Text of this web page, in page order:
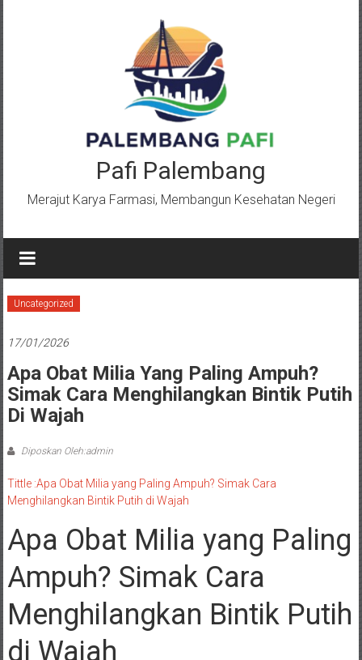
Pafi Palembang
Merajut Karya Farmasi, Membangun Kesehatan Negeri
Uncategorized
17/01/2026
Apa Obat Milia Yang Paling Ampuh?
Simak Cara Menghilangkan Bintik Putih
Di Wajah
Diposkan Oleh:admin
Tittle :Apa Obat Milia yang Paling Ampuh? Simak Cara
Menghilangkan Bintik Putih di Wajah
Apa Obat Milia yang Paling
Ampuh? Simak Cara
Menghilangkan Bintik Putih
di Wajah